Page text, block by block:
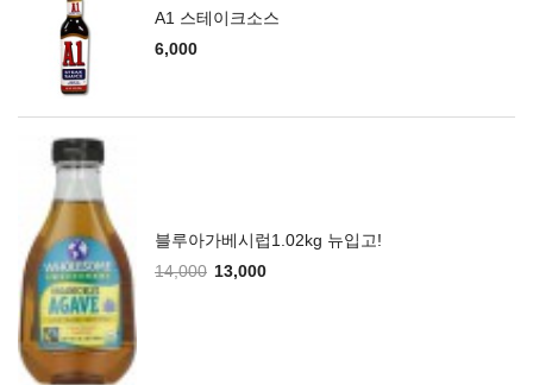
A1 스테이크소스
6,000
블루아가베시럽1.02kg 뉴입고!
14,000 13,000